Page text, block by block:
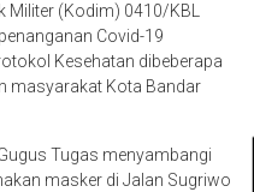
Militer (Kodim) 0410/KBL
Covid-19
Kesehatan dibeberapa
masyarakat Kota Bandar
Tugas menyambangi
masker di Jalan Sugriwo